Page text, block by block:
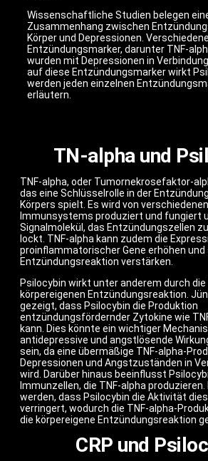
Wissenschaftliche Studien belegen
Zusammenhang zwischen
Körper und Depressionen. Verschiedene
Entzündungsmarker, darunter TNF-
wurden mit Depressionen in
auf diese Entzündungsmarker wirkt
werden jeden einzelnen
erläutern.
TN-alpha und
TNF-alpha, oder Tumornekrosefaktor-
das eine Schlüsselrolle in der
Körpers spielt. Es wird von
Immunsystems produziert und fungiert
Signalmolekül, das Entzündungszellen
lockt. TNF-alpha kann zudem die
proinflammatorischer Gene erhöhen und
Entzündungsreaktion verstärken.
Psilocybin wirkt unter anderem durch die
körpereigenen Entzündungsreaktion.
gezeigt, dass Psilocybin die Produktion
entzündungsfördernder Zytokine wie
kann. Dies könnte ein wichtiger
antidepressive und angstlösende
sein, da eine übermäßige TNF-alpha-
Depressionen und Angstzuständen in
wird. Darüber hinaus beeinflusst
Immunzellen, die TNF-alpha
werden, dass Psilocybin die Aktivität
verringert, wodurch die TNF-alpha-
die körpereigene Entzündungsreaktion
CRP und